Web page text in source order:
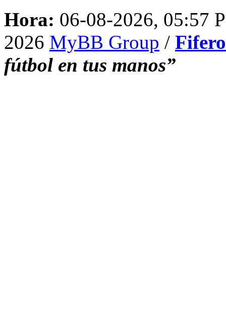
Hora: 06-08-2026, 05:57
2026 MyBB Group /
fútbol en tus manos”